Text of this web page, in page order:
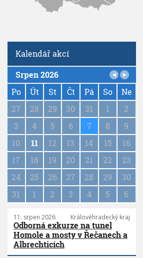
Kalendář akcí
P
a
g
a
i
o
n
Srpen 2026
Po
Út St Čt Pá So
Ne
27
28 29 30 31 1
2
3
4 5 6 7 8
9
10
11 12 13 14 15
16
17
18 19 20 21 22
23
24
25 26 27 28 29
30
31
1 2 3 4 5 6
11. srpen 2026 Královéhradecký kraj
Odborná exkurze na tunel
Homole a mosty v Řečanech a
Albrechticích